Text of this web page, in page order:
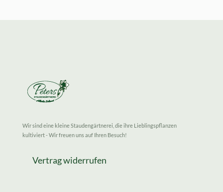
Wir sind eine kleine Staudengärtnerei, die ihre Lieblingspflanzen
kultiviert - Wir freuen uns auf Ihren Besuch!
Vertrag widerrufen